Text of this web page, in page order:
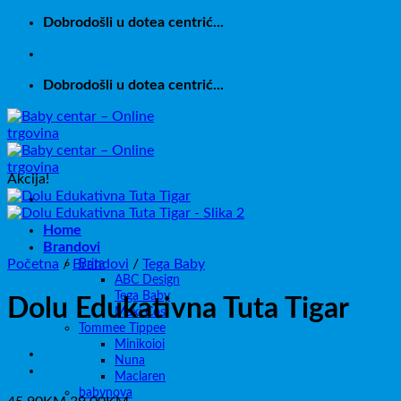
Skip
content
Dobrodošli u dotea centrić...
Dobrodošli u dotea centrić...
Home
Brandovi
Brita
ABC Design
Tega Baby
Maxi Cosi
Tommee Tippee
Minikoioi
Nuna
Maclaren
babynova
Akcija!
Početna / Brandovi / Tega Baby
Dolu Edukativna Tuta Tigar